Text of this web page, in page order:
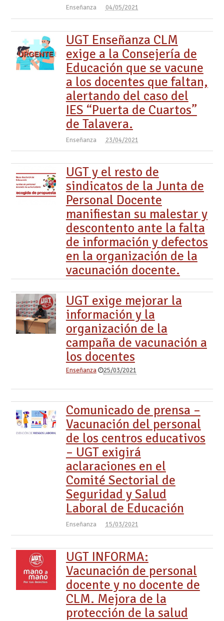
Enseñanza 04/05/2021
UGT Enseñanza CLM
exige a la Consejería de
Educación que se vacune
a los docentes que faltan,
alertando del caso del
IES “Puerta de Cuartos”
de Talavera.
Enseñanza 23/04/2021
UGT y el resto de
sindicatos de la Junta de
Personal Docente
manifiestan su malestar y
descontento ante la falta
de información y defectos
en la organización de la
vacunación docente.
UGT exige mejorar la
información y la
organización de la
campaña de vacunación a
los docentes
Enseñanza 25/03/2021
Comunicado de prensa –
Vacunación del personal
de los centros educativos
– UGT exigirá
aclaraciones en el
Comité Sectorial de
Seguridad y Salud
Laboral de Educación
Enseñanza 15/03/2021
UGT INFORMA:
Vacunación de personal
docente y no docente de
CLM. Mejora de la
protección de la salud